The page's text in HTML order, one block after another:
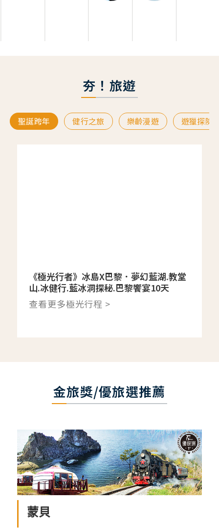
夯！旅遊
聖誕跨年 健行之旅 樂齡漫遊 遊獵探險
《極光行者》冰島X巴黎．夢幻藍湖.教堂
山.冰健行.藍冰洞探秘.巴黎饗宴10天
查看更多極光行程 >
金旅獎/優旅選推薦
蒙貝